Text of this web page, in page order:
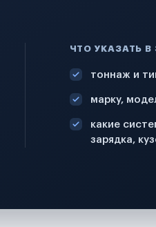
ЧТО УКАЗАТЬ В
тоннаж и
марку,
какие
зарядка,